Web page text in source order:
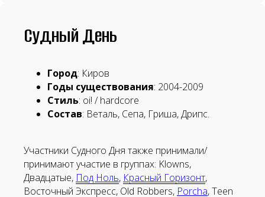
Судный День
Город: Киров
Годы существования: 2004-2009
Стиль: oi! / hardcore
Состав: Веталь, Сепа, Гриша, Дрипс.
Участники Судного Дня также принимали/
принимают участие в группах: Klowns,
Двадцатые, Под Ноль, Красный Горизонт,
Восточный Экспресс, Old Robbers, Porcha, Teen
Панк-рок магазин